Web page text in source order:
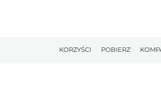
KORZYŚCI POBIERZ